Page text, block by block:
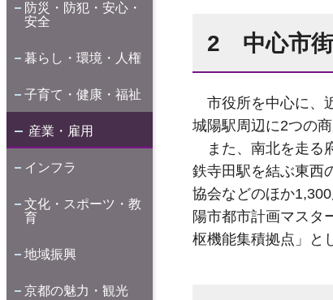
防災・防犯・安心・
安全
暮らし・環境・人権
子育て・健康・福祉
産業・雇用
インフラ
文化・スポーツ・教
育
地域振興
京都の魅力・観光
2 中心市街
市役所を中心に、
城陽駅周辺に2つの
また、南北を走る
鉄寺田駅を結ぶ東西
協会などのほか
陽市都市計画マスタ
枢機能集積拠点」と